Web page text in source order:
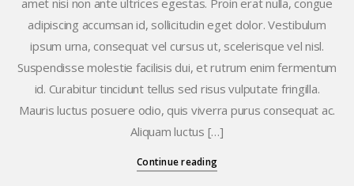
amet nisi non ante ultrices egestas. Proin erat nulla, congue
adipiscing accumsan id, sollicitudin eget dolor. Vestibulum
ipsum urna, consequat vel cursus ut, scelerisque vel nisl.
Suspendisse molestie facilisis dui, et rutrum enim fermentum
id. Curabitur tincidunt tellus sed risus vulputate fringilla.
Mauris luctus posuere odio, quis viverra purus consequat ac.
Aliquam luctus […]
Continue reading